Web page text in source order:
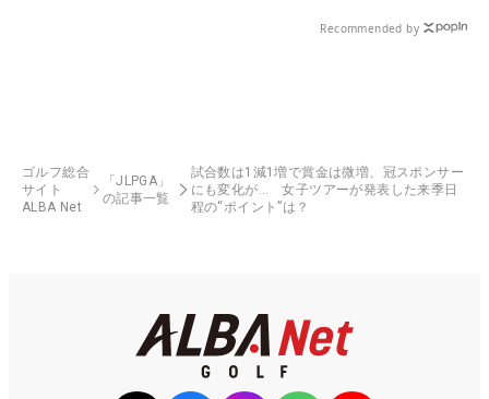
Recommended by
ゴルフ総合
サイト
ALBA Net
「JLPGA」
の記事一覧
試合数は1減1増で賞金は微増、冠スポンサー
にも変化が… 女子ツアーが発表した来季日
程の“ポイント”は？